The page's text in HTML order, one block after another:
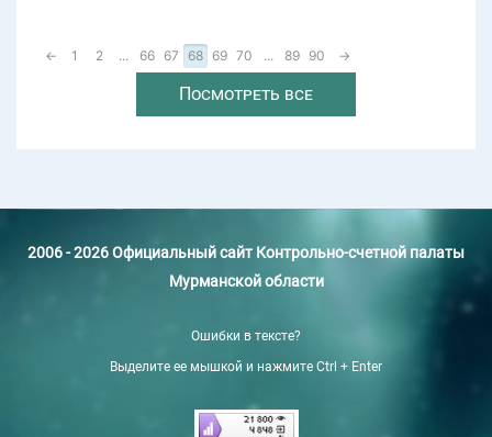
← 1 2 ... 66 67 68 69 70 ... 89 90 →
Посмотреть все
2006 - 2026 Официальный сайт Контрольно-счетной палаты
Мурманской области
Ошибки в тексте?
Выделите ее мышкой и нажмите Ctrl + Enter